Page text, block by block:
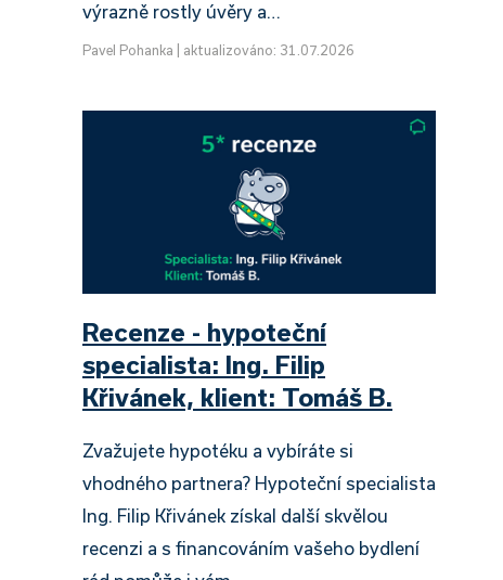
výrazně rostly úvěry a…
Pavel Pohanka aktualizováno: 31.07.2026
Recenze - hypoteční
specialista: Ing. Filip
Křivánek, klient: Tomáš B.
Zvažujete hypotéku a vybíráte si
vhodného partnera? Hypoteční specialista
Ing. Filip Křivánek získal další skvělou
recenzi a s financováním vašeho bydlení